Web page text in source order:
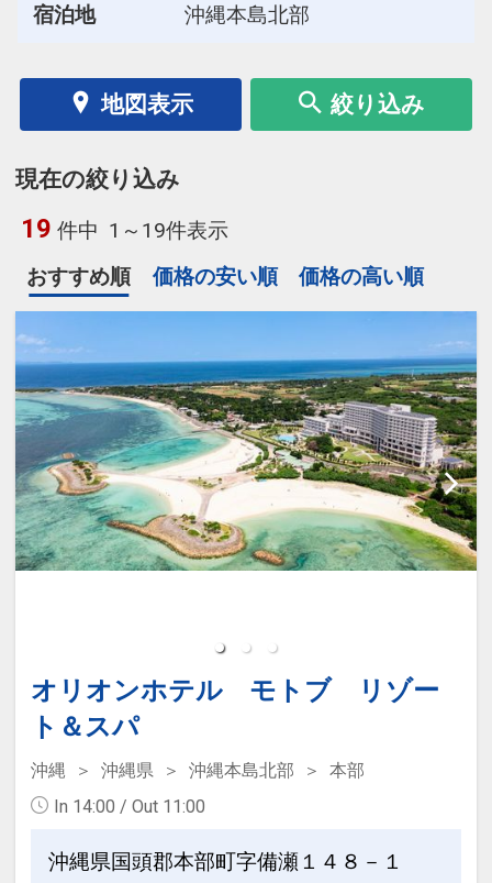
宿泊地
沖縄本島北部
地図表示 絞り込み
現在の絞り込み
19 件中 1～19件表示
おすすめ順
価格の安い順 価格の高い順
オリオンホテル モトブ リゾー
ト＆スパ
沖縄 沖縄県 沖縄本島北部
本部
In 14:00 / Out 11:00
沖縄県国頭郡本部町字備瀬１４８－１